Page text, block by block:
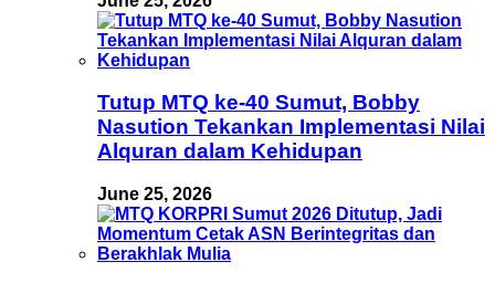
Tutup MTQ ke-40 Sumut, Bobby
Nasution Tekankan Implementasi Nilai
Alquran dalam Kehidupan
June 25, 2026